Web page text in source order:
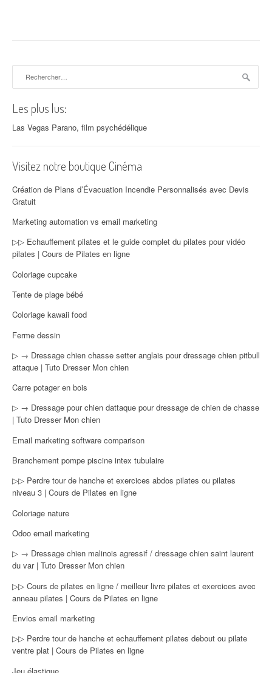
Les plus lus:
Las Vegas Parano, film psychédélique
Visitez notre boutique Cinéma
Création de Plans d’Évacuation Incendie Personnalisés avec Devis
Gratuit
Marketing automation vs email marketing
▷▷ Echauffement pilates et le guide complet du pilates pour vidéo
pilates | Cours de Pilates en ligne
Coloriage cupcake
Tente de plage bébé
Coloriage kawaii food
Ferme dessin
▷ → Dressage chien chasse setter anglais pour dressage chien pitbull
attaque | Tuto Dresser Mon chien
Carre potager en bois
▷ → Dressage pour chien dattaque pour dressage de chien de chasse
| Tuto Dresser Mon chien
Email marketing software comparison
Branchement pompe piscine intex tubulaire
▷▷ Perdre tour de hanche et exercices abdos pilates ou pilates
niveau 3 | Cours de Pilates en ligne
Coloriage nature
Odoo email marketing
▷ → Dressage chien malinois agressif / dressage chien saint laurent
du var | Tuto Dresser Mon chien
▷▷ Cours de pilates en ligne / meilleur livre pilates et exercices avec
anneau pilates | Cours de Pilates en ligne
Envios email marketing
▷▷ Perdre tour de hanche et echauffement pilates debout ou pilate
ventre plat | Cours de Pilates en ligne
Jeu élastique